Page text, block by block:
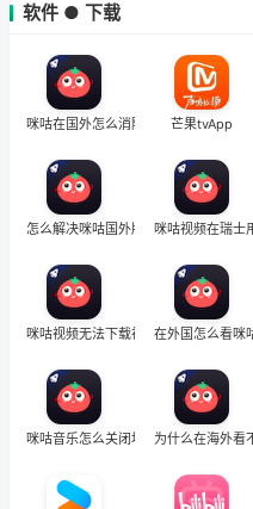
西瓜视频该地区无法播
怎么在国外听歌，一台设
软件 ● 下载
咪咕在国外怎么消除地域限制芒果tvApp
怎么解决咪咕国外版权咪咕视频在瑞士
咪咕视频无法下载视频是怎么回事
在外国怎么看咪
咪咕音乐怎么关闭地区为什么在海外看